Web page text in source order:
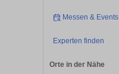
Messen & Events
Experten finden
Orte in der Nähe